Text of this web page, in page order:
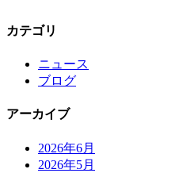
カテゴリ
ニュース
ブログ
アーカイブ
2026年6月
2026年5月